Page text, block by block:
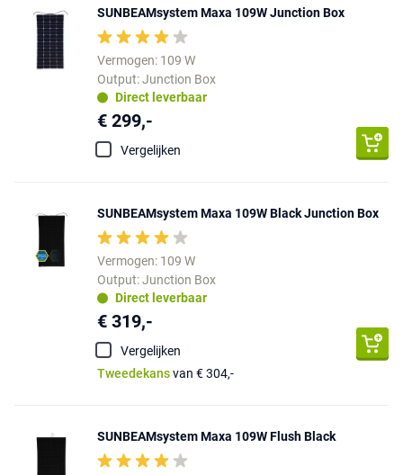
SUNBEAMsystem Maxa 109W Junction Box
Vermogen: 109 W
Output: Junction Box
Direct leverbaar
€ 299,-
Vergelijken
SUNBEAMsystem Maxa 109W Black Junction Box
Vermogen: 109 W
Output: Junction Box
Direct leverbaar
€ 319,-
Vergelijken
Tweedekansvan € 304,-
SUNBEAMsystem Maxa 109W Flush Black